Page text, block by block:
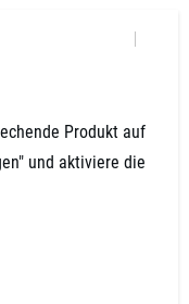
Produkt auf
und aktiviere die